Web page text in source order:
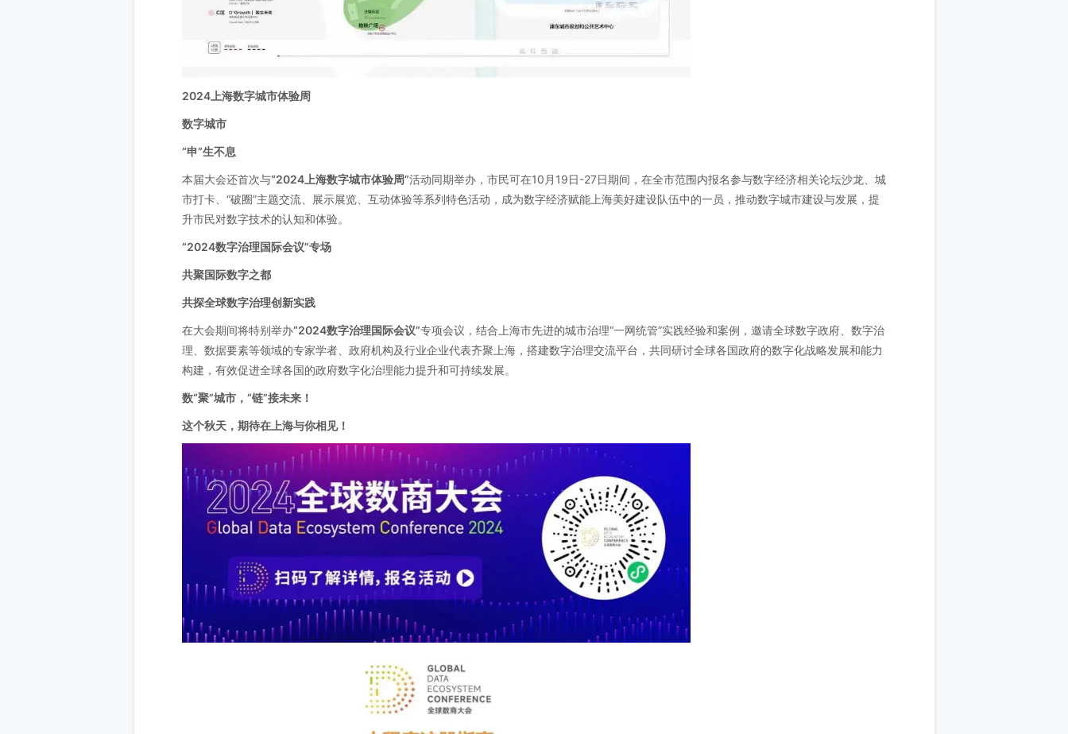
2024上海数字城市体验周
数字城市
“申”生不息
本届大会还首次与“2024上海数字城市体验周”活动同期举办，市民可在10月19日-27日期间，在全市范围内报名参与数字经济相关论坛沙龙、城
市打卡、“破圈”主题交流、展示展览、互动体验等系列特色活动，成为数字经济赋能上海美好建设队伍中的一员，推动数字城市建设与发展，提
升市民对数字技术的认知和体验。
“2024数字治理国际会议”专场
共聚国际数字之都
共探全球数字治理创新实践
在大会期间将特别举办“2024数字治理国际会议”专项会议，结合上海市先进的城市治理“一网统管”实践经验和案例，邀请全球数字政府、数字治
理、数据要素等领域的专家学者、政府机构及行业企业代表齐聚上海，搭建数字治理交流平台，共同研讨全球各国政府的数字化战略发展和能力
构建，有效促进全球各国的政府数字化治理能力提升和可持续发展。
数“聚”城市，“链”接未来！
这个秋天，期待在上海与你相见！